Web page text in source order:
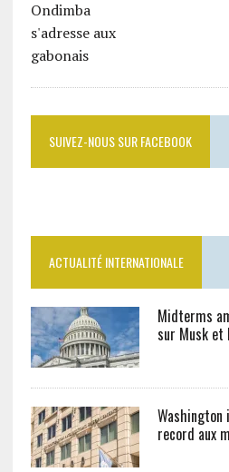
SUIVEZ-NOUS SUR FACEBOOK
ACTUALITÉ INTERNATIONALE
Midterms
sur Musk et
Washington
record aux